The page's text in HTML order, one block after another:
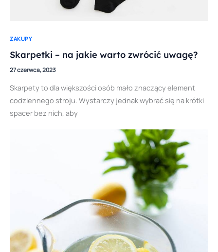
ZAKUPY
Skarpetki – na jakie warto zwrócić uwagę?
27 czerwca, 2023
Skarpety to dla większości osób mało znaczący element
codziennego stroju. Wystarczy jednak wybrać się na krótki
spacer bez nich, aby